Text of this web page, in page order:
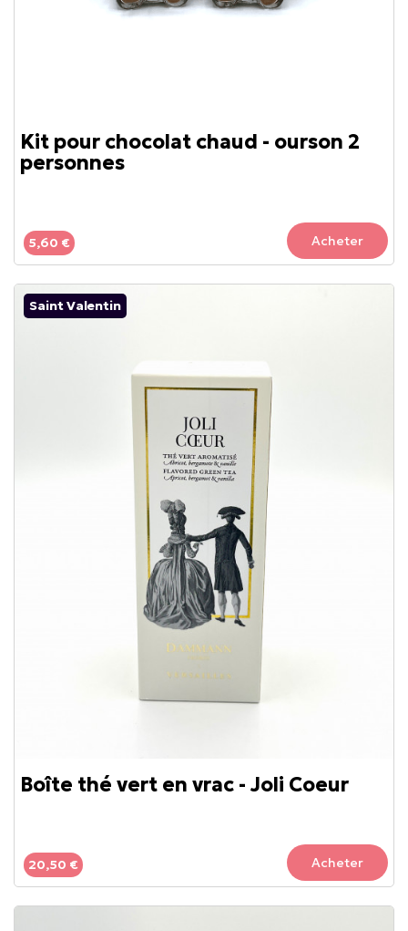
Kit pour chocolat chaud - ourson 2
personnes
5,60 € Acheter
Saint Valentin
Boîte thé vert en vrac - Joli Coeur
20,50 € Acheter